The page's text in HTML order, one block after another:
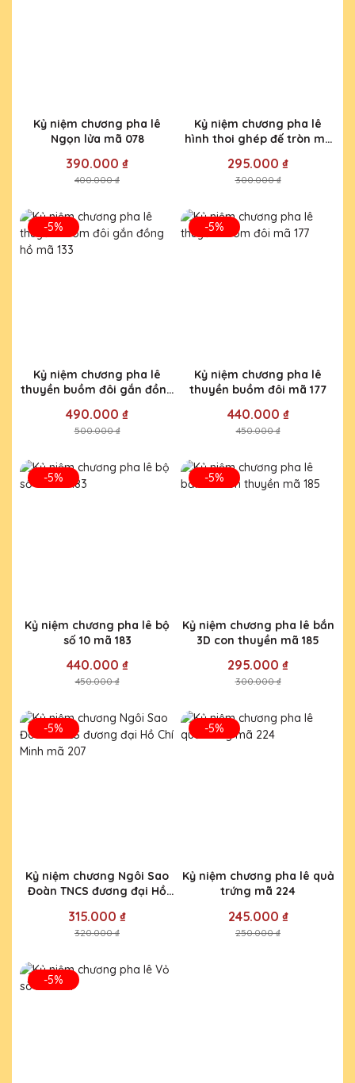
Kỷ niệm chương pha lê
Ngọn lửa mã 078
390.000 ₫
400.000 ₫
Kỷ niệm chương pha lê
hình thoi ghép đế tròn mã
295.000 ₫
300.000 ₫
-5%
Kỷ niệm chương pha lê
thuyền buồm đôi gắn đồng
490.000 ₫
500.000 ₫
-5%
Kỷ niệm chương pha lê
thuyền buồm đôi mã 177
440.000 ₫
450.000 ₫
-5%
Kỷ niệm chương pha lê bộ
số 10 mã 183
440.000 ₫
450.000 ₫
-5%
Kỷ niệm chương pha lê bắn
3D con thuyền mã 185
295.000 ₫
300.000 ₫
-5%
Kỷ niệm chương Ngôi Sao
Đoàn TNCS đương đại Hồ
315.000 ₫
320.000 ₫
-5%
Kỷ niệm chương pha lê quả
trứng mã 224
245.000 ₫
250.000 ₫
-5%